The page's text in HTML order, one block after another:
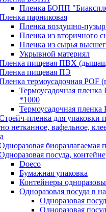
Пленка БОПП
парниковая
Пленка воздушно-
Пленка из вторичного
Пленка из сырья
Укрывной материял
пищевая ПВХ
пищевая ПЭ
термоусадочная POF
Термоусадочная
*1000
Термоусадочная
пленка для упаковки
нетканное, вафельное,
посуда,
Doeco
Бумажная упаковка
Контейнеры
Одноразовая посуда в
Одноразовая
Одноразовая